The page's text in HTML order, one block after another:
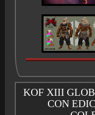
KOF XIII
CON